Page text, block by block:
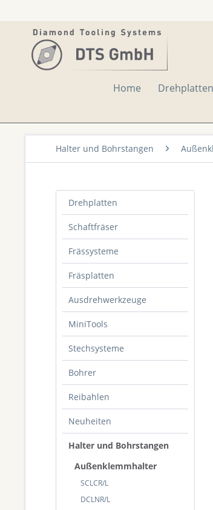
Home Drehplatten
Halter und Bohrstangen
Drehplatten
Schaftfräser
Frässysteme
Fräsplatten
Ausdrehwerkzeuge
MiniTools
Stechsysteme
Bohrer
Reibahlen
Neuheiten
Halter und Bohrstangen
Außenklemmhalter
SCLCR/L
DCLNR/L